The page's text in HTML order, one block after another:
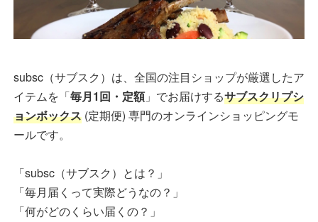
subsc（サブスク）は、全国の注目ショップが厳選したア
イテムを「毎月1回・定額」でお届けするサブスクリプシ
ョンボックス (定期便) 専門のオンラインショッピングモ
ールです。
「subsc（サブスク）とは？」
「毎月届くって実際どうなの？」
「何がどのくらい届くの？」